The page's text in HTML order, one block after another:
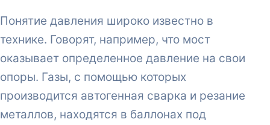
Понятие давления широко известно в
технике. Говорят, например, что мост
оказывает определенное давление на свои
опоры. Газы, с помощью которых
производится автогенная сварка и резание
металлов, находятся в баллонах под